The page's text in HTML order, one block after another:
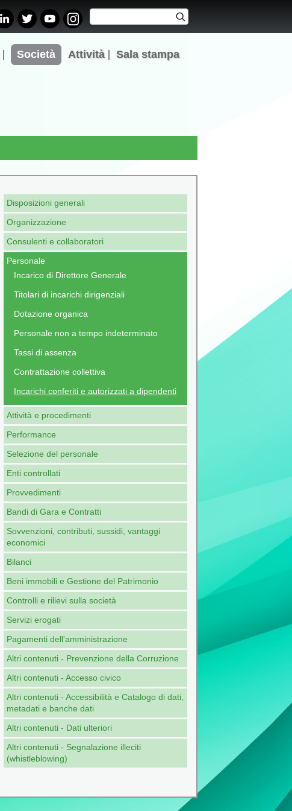
Form di
ricerca
Cerca
Società Attività Sala stampa
Disposizioni generali
Organizzazione
Consulenti e collaboratori
Personale
Incarico di Direttore Generale
Titolari di incarichi dirigenziali
Dotazione organica
Personale non a tempo indeterminato
Tassi di assenza
Contrattazione collettiva
Incarichi conferiti e autorizzati a dipendenti
Attività e procedimenti
Performance
Selezione del personale
Enti controllati
Provvedimenti
Bandi di Gara e Contratti
Sovvenzioni, contributi, sussidi, vantaggi
economici
Bilanci
Beni immobili e Gestione del Patrimonio
Controlli e rilievi sulla società
Servizi erogati
Pagamenti dell'amministrazione
Altri contenuti - Prevenzione della Corruzione
Altri contenuti - Accesso civico
Altri contenuti - Accessibilità e Catalogo di dati,
metadati e banche dati
Altri contenuti - Dati ulteriori
Altri contenuti - Segnalazione illeciti
(whistleblowing)